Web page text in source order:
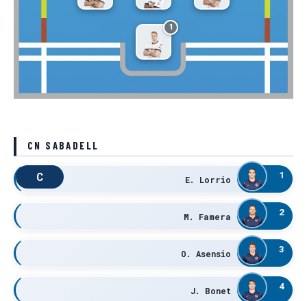
CN SABADELL
C E. Lorrio 1
M. Famera 2
O. Asensio 3
J. Bonet 4
1